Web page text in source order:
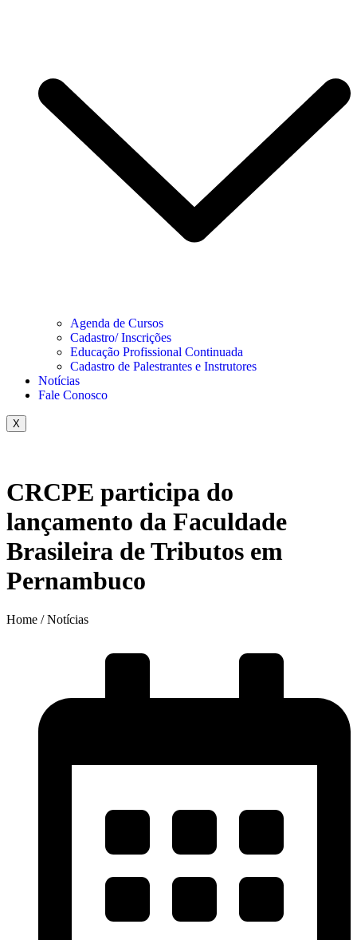
Agenda de Cursos
Cadastro/ Inscrições
Educação Profissional Continuada
Cadastro de Palestrantes e Instrutores
Notícias
Fale Conosco
X
CRCPE participa do
lançamento da Faculdade
Brasileira de Tributos em
Pernambuco
Home / Notícias